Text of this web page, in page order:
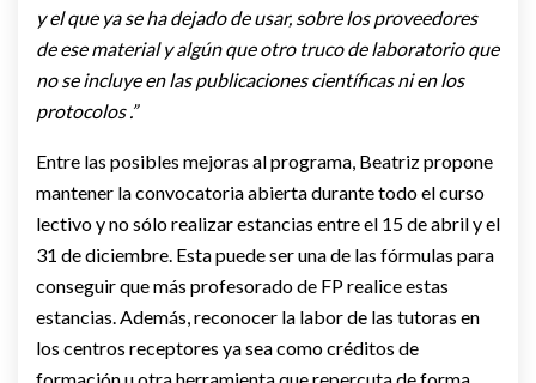
y el que ya se ha dejado de usar, sobre los proveedores
de ese material y algún que otro truco de laboratorio que
no se incluye en las publicaciones científicas ni en los
protocolos .”
Entre las posibles mejoras al programa, Beatriz propone
mantener la convocatoria abierta durante todo el curso
lectivo y no sólo realizar estancias entre el 15 de abril y el
31 de diciembre. Esta puede ser una de las fórmulas para
conseguir que más profesorado de FP realice estas
estancias. Además, reconocer la labor de las tutoras en
los centros receptores ya sea como créditos de
formación u otra herramienta que repercuta de forma